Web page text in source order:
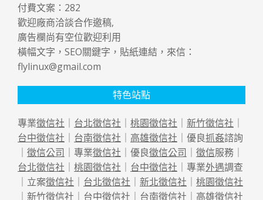
付費文案： 282
歡迎廠商洽談合作邀稿,
廣告欄尚有空位歡迎利用
橫幅文字，SEO關鍵字，貼紙連結，來信：
flylinux@gmail.com
特色站點
專業徵信社 台北徵信社 桃園徵信社 新竹徵信社
台中徵信社
台南徵信社 高雄徵信社 ｜優良抓姦諮詢
徵信公司 ｜專業徵信社 ｜優良徵信公司 徵信服務｜
台北徵信社
桃園徵信社 台中徵信社 ｜專業外遇調查
｜立案徵信社 台北徵信社 新北徵信社
桃園徵信社
新竹徵信社 台中徵信社 台南徵信社
高雄徵信社